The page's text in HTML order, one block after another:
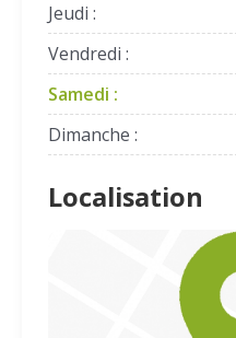
Jeudi :
Vendredi :
Samedi :
Dimanche :
Localisation